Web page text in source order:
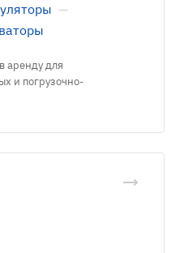
—
аренду для
и погрузочно-